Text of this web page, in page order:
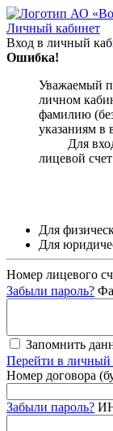
Личный кабинет
Вход в личный
Ошибка!
Уважаемый
личном
фамилию
Для входа
АО
Для
Для
Номер лицевого
Забыли пароль?
Запомнить
Перейти в личный
Номер договора
Забыли пароль?